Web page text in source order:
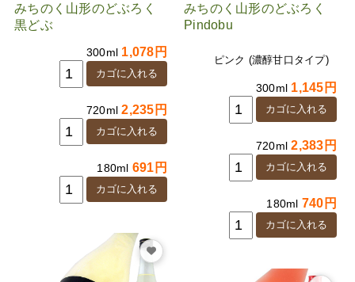
みちのく山形のどぶろく
黒どぶ
300ml 1,078円
720ml2,235円
180ml 691円
みちのく山形のどぶろく
Pindobu
ピンク (濃醇甘口タイプ)
300ml 1,145円
720ml2,383円
180ml 740円